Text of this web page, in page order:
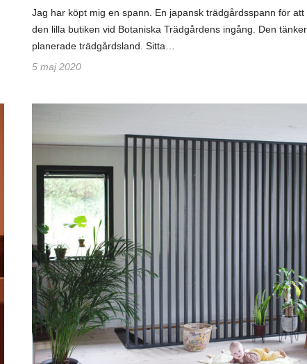
Jag har köpt mig en spann. En japansk trädgårdsspann för
den lilla butiken vid Botaniska Trädgårdens ingång. Den
planerade trädgårdsland. Sitta…
5 maj 2020